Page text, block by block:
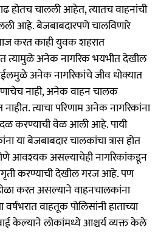
होतच चालली आहेत, त्यातच वाहनांची
आहे. बेजबाबदारपणे चालविणारे
करत काही युवक शहरात
त्यामुळे अनेक नागरिक भयभीत देखील
अनेक नागरिकांचे जीव धोक्यात
नाही, अनेक वाहन चालक
त्याचा परिणाम अनेक नागरिकांना
करण्याची वेळ आली आहे. पायी
या बेजबाबदार चालकांचा त्रास होत
आवश्यक असल्याचेही नागरिकांकडून
करण्याची देखील गरज आहे. पण
करत असल्याने वाहनचालकांना
वाहतूक पोलिसांनी हाताच्या
केल्याने लोकांमध्ये आश्चर्य व्यक्त केले